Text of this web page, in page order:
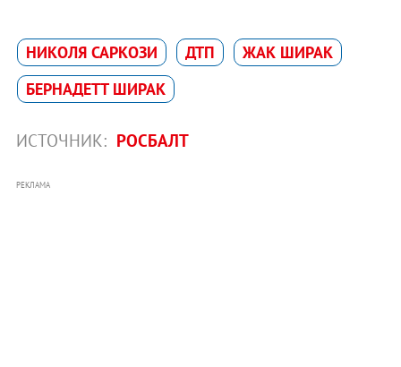
НИКОЛЯ САРКОЗИ ДТП
ЖАК ШИРАК
БЕРНАДЕТТ ШИРАК
ИСТОЧНИК: РОСБАЛТ
РЕКЛАМА